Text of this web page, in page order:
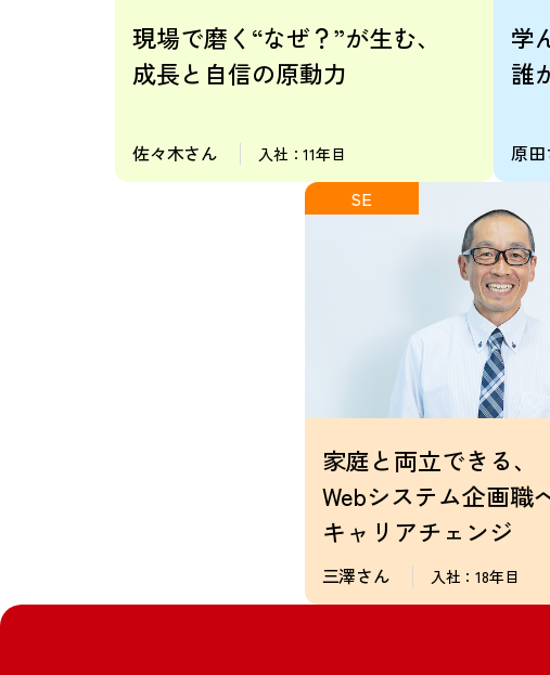
現場で磨く“なぜ？”が生む、
成長と自信の原動力
佐々木さん 入社：11年目
学
誰
原
SE
家庭と両立できる、
Webシステム企画職
キャリアチェンジ
三澤さん 入社：18年目